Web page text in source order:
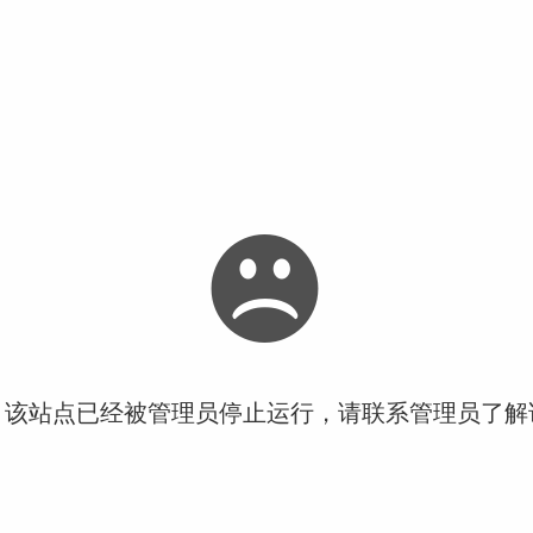
站点已经被管理员停止运行，请联系管理员了